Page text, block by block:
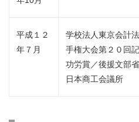
平成１２
年７月
学校法人東京会計
手権大会第２０回
功労賞／後援文部
日本商工会議所